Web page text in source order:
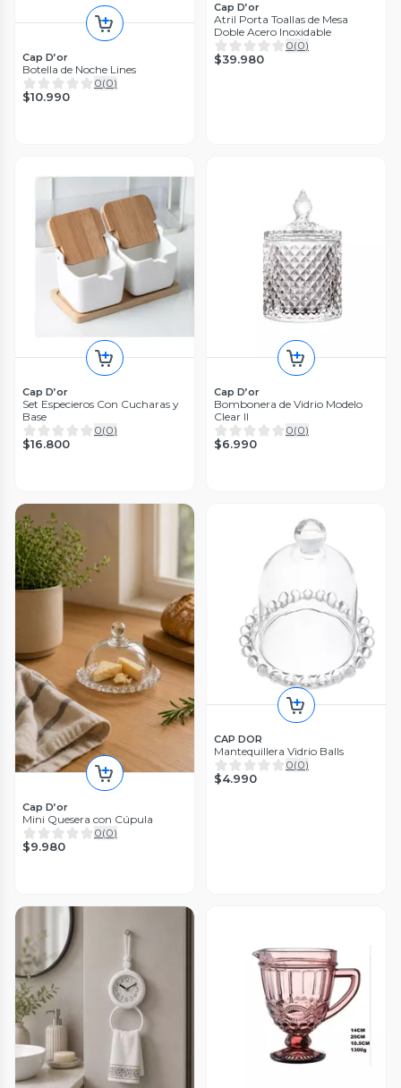
Cap D’or
Botella de Noche Lines
0(0)
$10.990
Cap D’or
Atril Porta Toallas de Mesa
Doble Acero Inoxidable
0(0)
$39.980
Cap D’or
Set Especieros Con Cucharas y
Base
0(0)
$16.800
Cap D’or
Bombonera de Vidrio Modelo
Clear II
0(0)
$6.990
Cap D’or
Mini Quesera con Cúpula
0(0)
$9.980
CAP DOR
Mantequillera Vidrio Balls
0(0)
$4.990